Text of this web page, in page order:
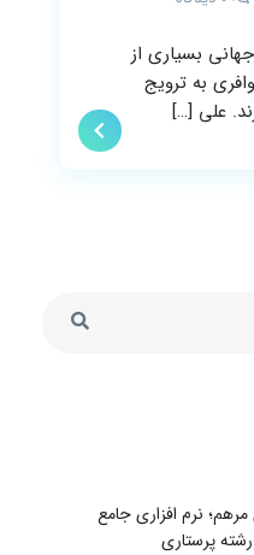
بسیاری از
به ترویج
علی […]
مرهم؛ نرم افزاری جامع
پرستاری